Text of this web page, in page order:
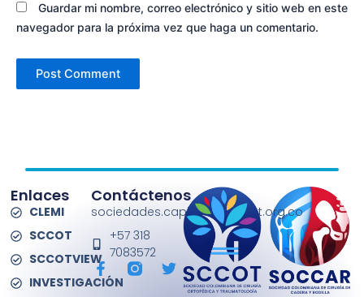
Guardar mi nombre, correo electrónico y sitio web en este
navegador para la próxima vez que haga un comentario.
Enlaces
CLEMI
SCCOT
SCCOTVIEW
INVESTIGACIÓN
Contáctenos
sociedades.capitulos@sccot.org.co
+57 318
7083572
F
a
T